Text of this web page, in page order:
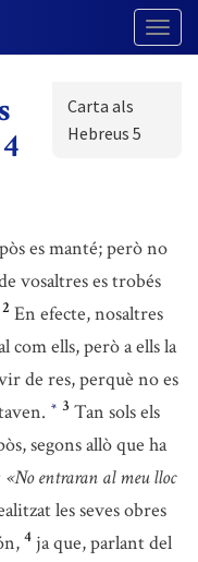
Carta als
Hebreus 5
es manté; però no
vosaltres es trobés
2 En efecte, nosaltres
com ells, però a ells la
de res, perquè no es
* 3 Tan sols els
segons allò que ha
entraran al meu lloc
les seves obres
4 ja que, parlant del